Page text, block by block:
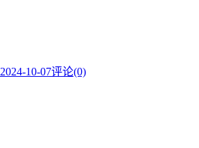
2024-10-07评论(0)